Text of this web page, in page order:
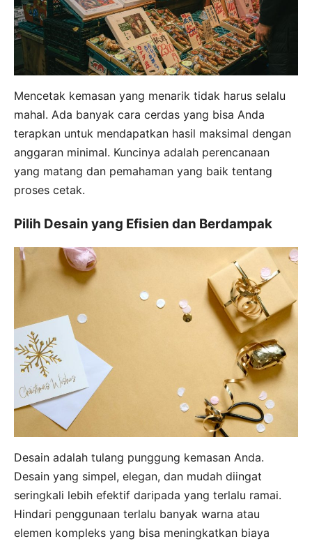
Mencetak kemasan yang menarik tidak harus selalu
mahal. Ada banyak cara cerdas yang bisa Anda
terapkan untuk mendapatkan hasil maksimal dengan
anggaran minimal. Kuncinya adalah perencanaan
yang matang dan pemahaman yang baik tentang
proses cetak.
Pilih Desain yang Efisien dan Berdampak
Desain adalah tulang punggung kemasan Anda.
Desain yang simpel, elegan, dan mudah diingat
seringkali lebih efektif daripada yang terlalu ramai.
Hindari penggunaan terlalu banyak warna atau
elemen kompleks yang bisa meningkatkan biaya